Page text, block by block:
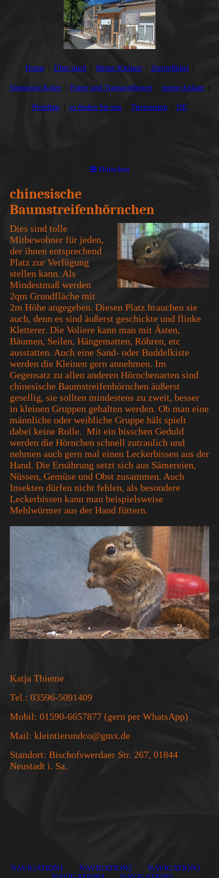
Home Über mich Meine Kleinen Ziergeflügel
Singapura Katze Futter und Transportboxen meine Anlage
Preisliste so finden Sie uns Tierpension DE
Hörnchen
chinesische
Baumstreifenhörnchen
Dies sind tolle
Mitbewohner für jeden,
der ihnen entsprechend
Platz zur Verfügung
stellen kann. Als
Mindestmaß werden
2qm Grundfläche mit
2m Höhe angegeben. Diesen Platz brauchen sie
auch, denn es sind äußerst geschickte und flinke
Kletterer. Die Voliere kann man mit Ästen,
Bäumen, Seilen, Hängematten, Röhren, etc
ausstatten. Auch eine Sand- oder Buddelkiste
werden die Kleinen gern annehmen. Im
Gegensatz zu allen anderen Hörnchenarten sind
chinesische Baumstreifenhörnchen äußerst
gesellig, sie sollten mindestens zu zweit, besser
in kleinen Gruppen gehalten werden. Ob man eine
männliche oder weibliche Gruppe hält spielt
dabei keine Rolle. Mit ein bisschen Geduld
werden die Hörnchen schnell zutraulich und
nehmen auch gern mal einen Leckerbissen aus der
Hand. Die Ernährung setzt sich aus Sämereien,
Nüssen, Gemüse und Obst zusammen. Auch
Insekten dürfen nicht fehlen, als besondere
Leckerbissen kann man beispielsweise
Mehlwürmer aus der Hand füttern.
Katja Thieme
Tel.: 03596-5091409
Mobil: 01590-6657877 (gern per WhatsApp)
Mail: kleintierundco@gmx.de
Standort: Bischofswerdaer Str. 267, 01844
Neustadt i. Sa.
NAVIGATION1 NAVIGATION2
NAVIGATION3